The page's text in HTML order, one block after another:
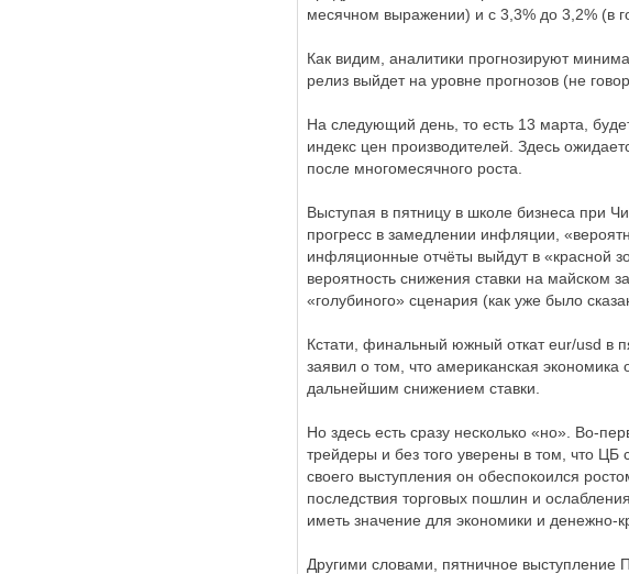
месячном выражении) и с 3,3% до 3,2% (в
Как видим, аналитики прогнозируют
релиз выйдет на уровне прогнозов (не
На следующий день, то есть 13 марта,
индекс цен производителей. Здесь
после многомесячного роста.
Выступая в пятницу в школе бизнеса при
прогресс в замедлении инфляции,
инфляционные отчёты выйдут в «красной
вероятность снижения ставки на майском
«голубиного» сценария (как уже было
Кстати, финальный южный откат eur/usd в
заявил о том, что американская
дальнейшим снижением ставки.
Но здесь есть сразу несколько «но». Во-
трейдеры и без того уверены в том, что
своего выступления он обеспокоился
последствия торговых пошлин и
иметь значение для экономики и денежно-
Другими словами, пятничное выступление